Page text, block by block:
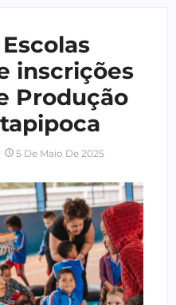
inscrições
Produção
5 De Maio De 2025